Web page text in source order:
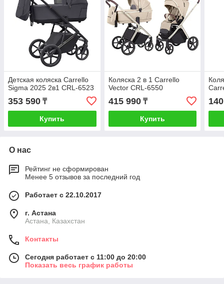
Детская коляска Carrello
Sigma 2025 2в1 CRL-6523
353 590 ₸
Купить
Коляска 2 в 1 Carrello
Vector CRL-6550
415 990₸
Купить
О нас
Рейтинг не сформирован
Менее 5 отзывов за последний год
Работает с 22.10.2017
г. Астана
Астана, Казахстан
Контакты
Сегодня работает с 11:00 до 20:00
Показать весь график работы